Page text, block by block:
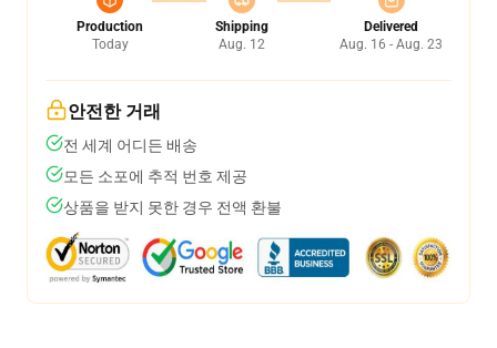
Production
Today
Shipping
Aug. 12
Delivered
Aug. 16 - Aug. 23
안전한 거래
전 세계 어디든 배송
모든 소포에 추적 번호 제공
상품을 받지 못한 경우 전액 환불